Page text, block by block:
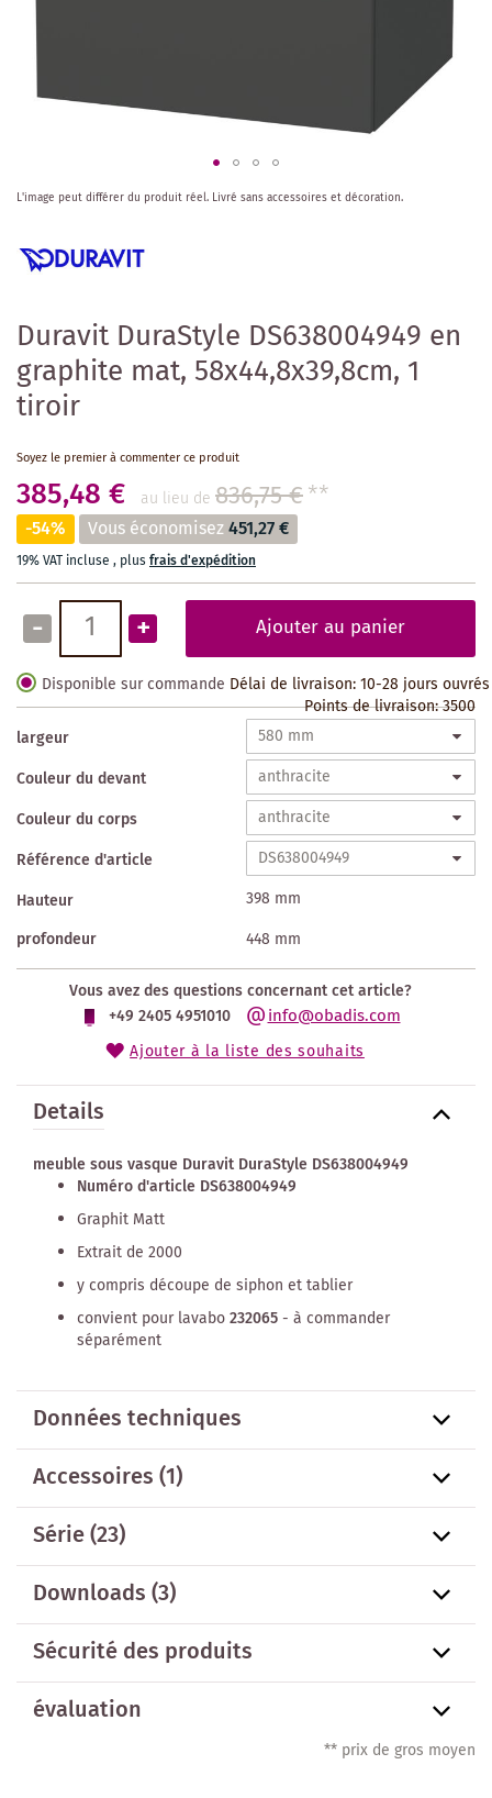
Duravit DuraStyle DS638004949 en
graphite mat, 58x44,8x39,8cm, 1
tiroir
Soyez le premier à commenter ce produit
385,48 € au lieu de 836,75 €**
-54% Vous économisez451,27 €
19% VAT incluse , plusfrais d'expédition
- + Ajouter au panier
Disponible sur commande Délai de livraison: 10-28 jours ouvrés
Points de livraison:3500
largeur
Couleur du devant
Couleur du corps
Référence d'article
Hauteur
398 mm
profondeur
448 mm
Vous avez des questions concernant cet article?
+49 2405 4951010
info@obadis.com
Ajouter à la liste des souhaits
Skip
beginning
images
gallery
L'image peut différer du produit réel. Livré sans accessoires et décoration.
Details
meuble sous vasque Duravit DuraStyle DS638004949
Numéro d'article DS638004949
Graphit Matt
Extrait de 2000
y compris découpe de siphon et tablier
convient pour lavabo232065- à commander
séparément
Données techniques
Accessoires(1)
Série(23)
Downloads (3)
Sécurité des produits
évaluation
** prix de gros moyen